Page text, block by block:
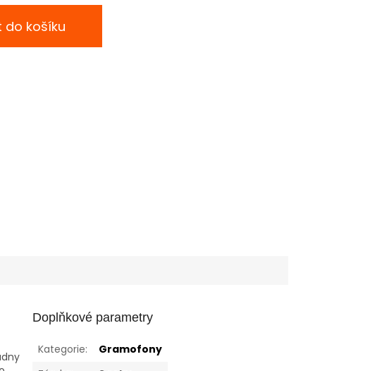
do košíku
Doplňkové parametry
Kategorie:
Gramofony